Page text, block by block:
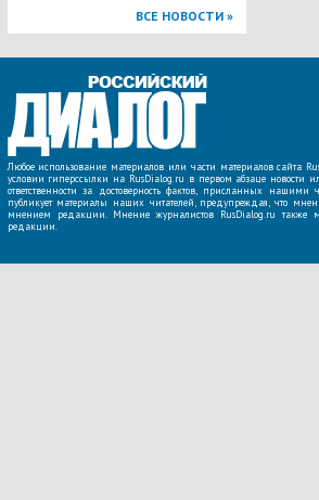
ВСЕ НОВОСТИ »
Любое использование материалов или части материалов сайта
условии гиперссылки на RusDialog.ru в первом абзаце новости
ответственности за достоверность фактов, присланных нашими
публикует материалы наших читателей, предупреждая, что
мнением редакции. Мнение журналистов RusDialog.ru также
редакции.